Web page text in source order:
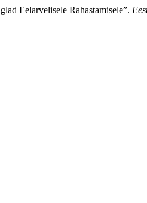
Eelarvelisele Rahastamisele”.